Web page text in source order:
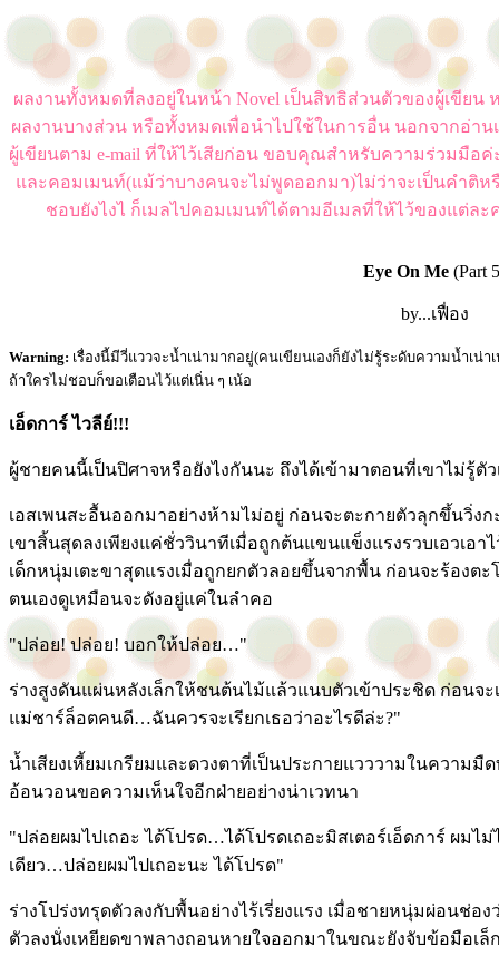
ผลงานทั้งหมดที่ลงอยู่ในหน้า Novel เป็นสิทธิส่วนตัวของผู้เขีย
ผลงานบางส่วน หรือทั้งหมดเพื่อนำไปใช้ในการอื่น นอกจากอ่า
ผู้เขียนตาม e-mail ที่ให้ไว้เสียก่อน ขอบคุณสำหรับความร่วมมือ
และคอมเมนท์(แม้ว่าบางคนจะไม่พูดออกมา)ไม่ว่าจะเป็นคำติ
ชอบยังไงไ ก็เมลไปคอมเมนท์ได้ตามอีเมลที่ให้ไว้ของแต่
Eye On Me (Part
by...เฟื่อง
Warning: เรื่องนี้มีวี่แววจะน้ำเน่ามากอยู่(คนเขียนเองก็ยังไม่รู้ระดับความน้ำเน่
ถ้าใครไม่ชอบก็ขอเตือนไว้แต่เนิ่น ๆ เน้อ
เอ็ดการ์ ไวลีย์!!!
ผู้ชายคนนี้เป็นปิศาจหรือยังไงกันนะ ถึงได้เข้ามาตอนที่เขาไม่รู้ตั
เอสเพนสะอื้นออกมาอย่างห้ามไม่อยู่ ก่อนจะตะกายตัวลุกขึ้นวิ่ง
เขาสิ้นสุดลงเพียงแค่ชั่ววินาทีเมื่อถูกต้นแขนแข็งแรงรวบเอวเอาไ
เด็กหนุ่มเตะขาสุดแรงเมื่อถูกยกตัวลอยขึ้นจากพื้น ก่อนจะร้องต
ตนเองดูเหมือนจะดังอยู่แค่ในลำคอ
"ปล่อย! ปล่อย! บอกให้ปล่อย…"
ร่างสูงดันแผ่นหลังเล็กให้ชนต้นไม้แล้วแนบตัวเข้าประชิด ก่อนจะ
แม่ชาร์ล็อตคนดี…ฉันควรจะเรียกเธอว่าอะไรดีล่ะ?"
น้ำเสียงเหี้ยมเกรียมและดวงตาที่เป็นประกายแวววามในความ
อ้อนวอนขอความเห็นใจอีกฝ่ายอย่างน่าเวทนา
"ปล่อยผมไปเถอะ ได้โปรด…ได้โปรดเถอะมิสเตอร์เอ็ดการ์ ผม
เดียว…ปล่อยผมไปเถอะนะ ได้โปรด"
ร่างโปร่งทรุดตัวลงกับพื้นอย่างไร้เรี่ยงแรง เมื่อชายหนุ่มผ่อนช่อง
ตัวลงนั่งเหยียดขาพลางถอนหายใจออกมาในขณะยังจับข้อมือเล็